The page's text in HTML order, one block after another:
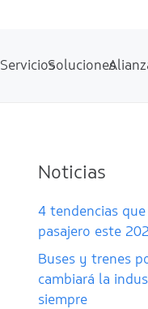
ServiciosSoluciones
Noticias
4 tendencias
pasajero este
Buses y trenes
cambiará la
siempre